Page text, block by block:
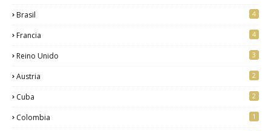
Brasil 4
Francia 4
Reino Unido 3
Austria 2
Cuba 2
Colombia 1